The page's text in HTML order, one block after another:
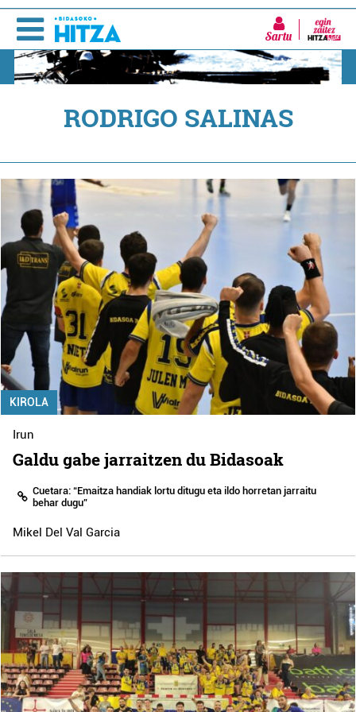
Sartu
RODRIGO SALINAS
KIROLA
Irun
Galdu gabe jarraitzen du Bidasoak
Cuetara: “Emaitza handiak lortu ditugu eta ildo horretan jarraitu
behar dugu”
Mikel Del Val Garcia